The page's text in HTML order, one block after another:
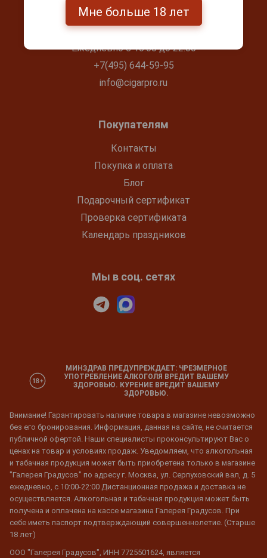
Контакты
г. Москва, Серпуховский вал, д. 5
Ежедневно с 10:00 до 22:00
+7(495) 644-59-95
info@cigarpro.ru
Покупателям
Контакты
Покупка и оплата
Блог
Подарочный сертификат
Проверка сертификата
Календарь праздников
Мы в соц. сетях
МИНЗДРАВ ПРЕДУПРЕЖДАЕТ: ЧРЕЗМЕРНОЕ
УПОТРЕБЛЕНИЕ АЛКОГОЛЯ ВРЕДИТ ВАШЕМУ
ЗДОРОВЬЮ. КУРЕНИЕ ВРЕДИТ ВАШЕМУ
ЗДОРОВЬЮ.
Внимание! Гарантировать наличие товара в магазине невозможно
без его бронирования. Информация, данная на сайте, не считается
публичной офертой. Наши специалисты проконсультируют Вас о
ценах на товар и условиях продаж. Уведомляем, что алкогольная
и табачная продукция может быть приобретена только в магазине
"Галерея Градусов" по адресу г. Москва, ул. Серпуховский вал, д. 5
ежедневно, с 10:00-22:00 Дистанционная продажа и доставка не
осуществляется. Алкогольная и табачная продукция может быть
получена и оплачена на кассе магазина Галерея Градусов. При
себе иметь паспорт подтверждающий совершеннолетие. (Старше
18 лет)
ООО "Галерея Градусов", ИНН 7725501624, является
Мне больше 18 лет